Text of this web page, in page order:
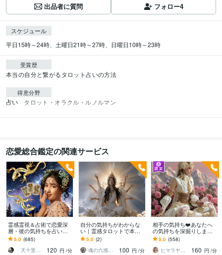
出品者に質問 フォロー4
スケジュール
平日15時～24時、土曜日21時～27時、日曜日10時～23時
受賞歴
本当の自分と繋がるタロット占いの方法
得意分野
占い タロット・オラクル・ルノルマン
恋愛総合鑑定の関連サービス
霊感霊視＆占術で恋愛深
層・彼の気持ちを占いま
す 【ままならない想いを
愛へ導く電話鑑定】癒し
の恋愛占い空間へ
5.0 (685)
天十里（あとり）精霊の声を聴く占術師
120 円 /分
自分の気持ちがわからな
い｜霊感タロットで本音
視ます 私は本当はどうし
たいの？その答えを、あ
なたと一緒に見つけます
5.0 (2)
魂の六感リーディング♦蓮華
100 円 /分
相手の気持ち❤️あなたへ
の気持ちを深掘りします
霊感タロットとチャネリ
ングでお相手様の本音を
深く読み取ります
5.0 (558)
ヒマラヤ霊感ヒーラー☆咲希（saki）
160 円 /分